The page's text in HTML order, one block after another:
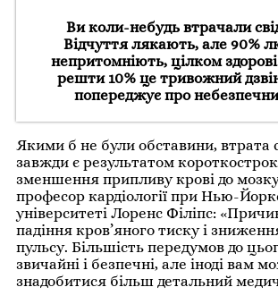
Ви коли-небудь втрачали
Відчуття лякають, але 90%
непритомніють, цілком
решти 10% це тривожний
попереджує про
Якими б не були обставини, втрата
завжди є результатом
зменшення припливу крові до
професор кардіології при Нью-
університеті Лоренс Філіпс:
падіння кров’яного тиску і
пульсу. Більшість передумов до
звичайні і безпечні, але іноді вам
знадобитися більш детальний